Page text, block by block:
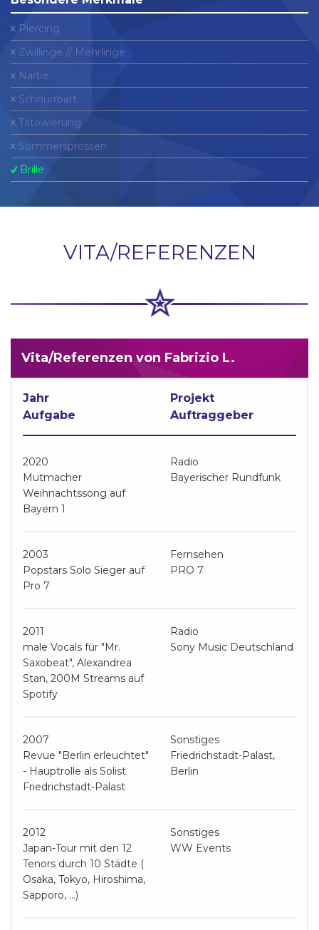
Piercing
Zwillinge // Mehrlinge
Narbe
Schnurrbart
Tätowierung
Sommersprossen
Brille
VITA/REFERENZEN
Vita/Referenzen von Fabrizio L.
Jahr
Projekt
Aufgabe
Auftraggeber
2020
Radio
Mutmacher
Weihnachtssong auf
Bayern 1
Bayerischer Rundfunk
2003
Fernsehen
Popstars Solo Sieger auf
Pro 7
PRO 7
2011
Radio
male Vocals für "Mr.
Saxobeat", Alexandrea
Stan, 200M Streams auf
Spotify
Sony Music Deutschland
2007
Sonstiges
Revue "Berlin erleuchtet"
- Hauptrolle als Solist
Friedrichstadt-Palast
Friedrichstadt-Palast,
Berlin
2012
Sonstiges
Japan-Tour mit den 12
Tenors durch 10 Städte (
Osaka, Tokyo, Hiroshima,
Sapporo, ...)
WW Events